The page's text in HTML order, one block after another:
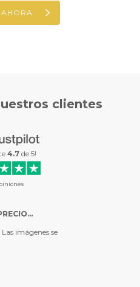
clientes
4.7 de 5!
Super bonito